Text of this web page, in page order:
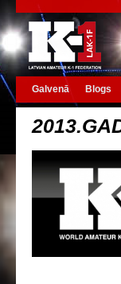
Galvenā Blogs